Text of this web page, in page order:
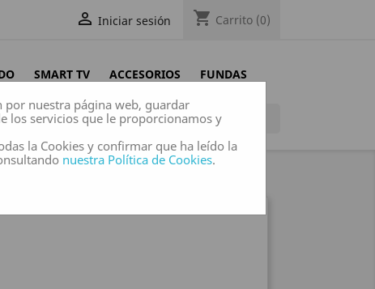
 Iniciar sesión shopping_cart Carrito (0)
SMART TV ACCESORIOS FUNDAS
nuestra página web, guardar
los servicios que le proporcionamos y
la Cookies y confirmar que ha leído la
nuestra Política de Cookies.